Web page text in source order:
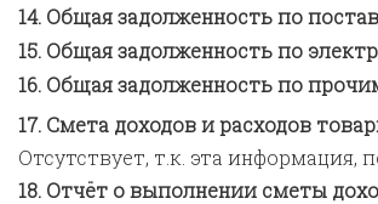
Общая задолженность по
Общая задолженность по
Общая задолженность по
Смета доходов и расходов
Отсутствует, т.к. эта
Отчёт о выполнении сметы